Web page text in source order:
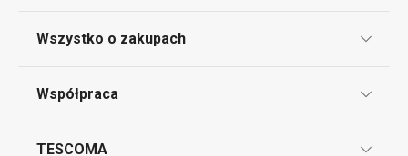
Bony podarunkowe
Wszystko o zakupach
Współpraca
TESCOMA